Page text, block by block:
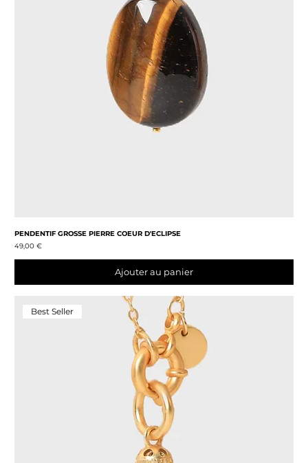
PENDENTIF GROSSE PIERRE COEUR D'ECLIPSE
Prix
49,00 €
Ajouter au panier
Best Seller